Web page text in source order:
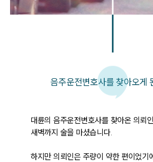
음주운전변호사를 찾아오게
대륜의 음주운전변호사를 찾아온 의뢰
새벽까지 술을 마셨습니다.
하지만 의뢰인은 주량이 약한 편이었기